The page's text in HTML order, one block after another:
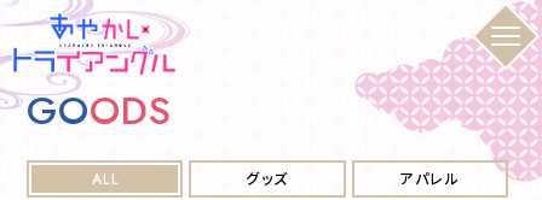
GOODS
ALL グッズ
アパレル